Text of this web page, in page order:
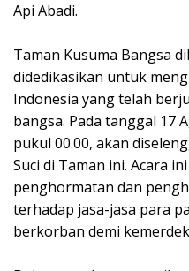
Api Abadi.
Taman Kusuma Bangsa
didedikasikan untuk
Indonesia yang telah
bangsa. Pada tanggal 17
pukul 00.00, akan
Suci di Taman ini. Acara
penghormatan dan
terhadap jasa-jasa para
berkorban demi